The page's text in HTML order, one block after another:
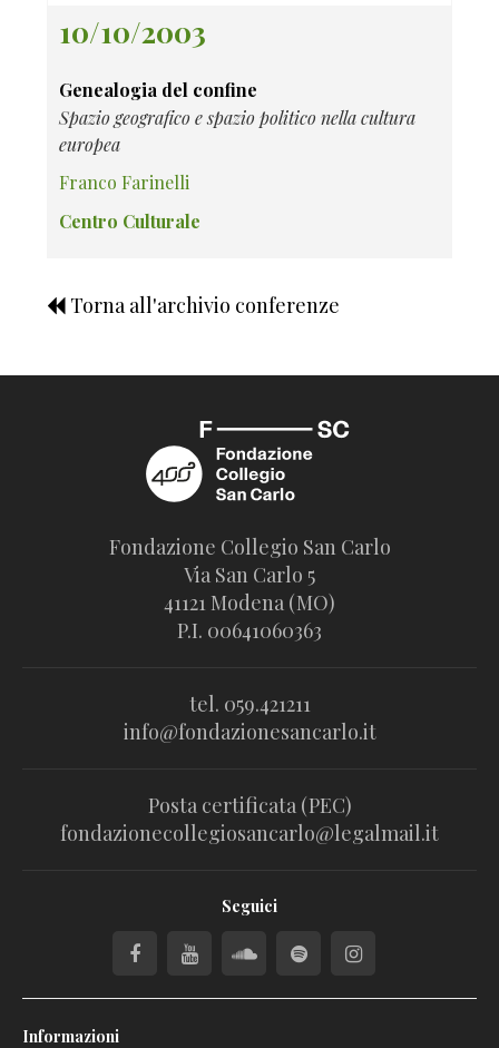
10/10/2003
Genealogia del confine
Spazio geografico e spazio politico nella cultura
europea
Franco Farinelli
Centro Culturale
Torna all'archivio conferenze
Fondazione Collegio San Carlo
Via San Carlo 5
41121 Modena (MO)
P.I. 00641060363
tel. 059.421211
info@fondazionesancarlo.it
Posta certificata (PEC)
fondazionecollegiosancarlo@legalmail.it
Seguici
Informazioni